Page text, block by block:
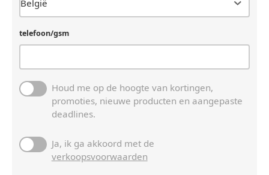
telefoon/gsm
Houd me op de hoogte van kortingen,
promoties, nieuwe producten en aangepaste
deadlines.
Ja, ik ga akkoord met de
verkoopsvoorwaarden